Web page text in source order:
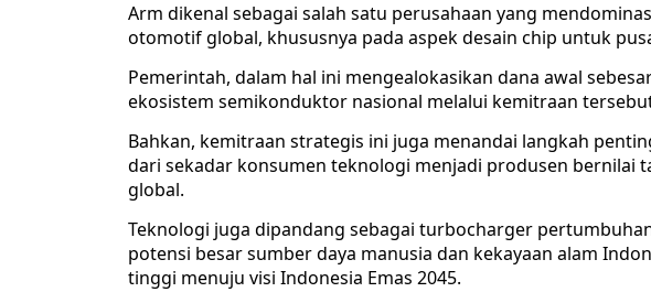
Arm dikenal sebagai salah satu perusahaan yang
otomotif global, khususnya pada aspek desain chip untuk
Pemerintah, dalam hal ini mengealokasikan dana awal
ekosistem semikonduktor nasional melalui kemitraan
Bahkan, kemitraan strategis ini juga menandai langkah
dari sekadar konsumen teknologi menjadi produsen bernilai
global.
Teknologi juga dipandang sebagai turbocharger
potensi besar sumber daya manusia dan kekayaan alam
tinggi menuju visi Indonesia Emas 2045.